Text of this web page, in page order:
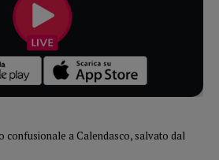
confusionale a Calendasco, salvato dal